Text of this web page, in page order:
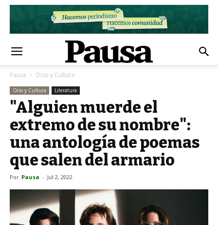
Pausa Ocio y Cultura
Ocio y Cultura Literatura
"Alguien muerde el
extremo de su nombre":
una antología de poemas
que salen del armario
Por Pausa - Jul 2, 2022